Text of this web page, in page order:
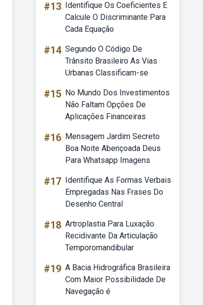
#13 Identifique Os Coeficientes E
Calcule O Discriminante Para
Cada Equação
#14 Segundo O Código De
Trânsito Brasileiro As Vias
Urbanas Classificam-se
#15 No Mundo Dos Investimentos
Não Faltam Opções De
Aplicações Financeiras
#16 Mensagem Jardim Secreto
Boa Noite Abençoada Deus
Para Whatsapp Imagens
#17 Identifique As Formas Verbais
Empregadas Nas Frases Do
Desenho Central
#18 Artroplastia Para Luxação
Recidivante Da Articulação
Temporomandibular
#19 A Bacia Hidrográfica Brasileira
Com Maior Possibilidade De
Navegação é